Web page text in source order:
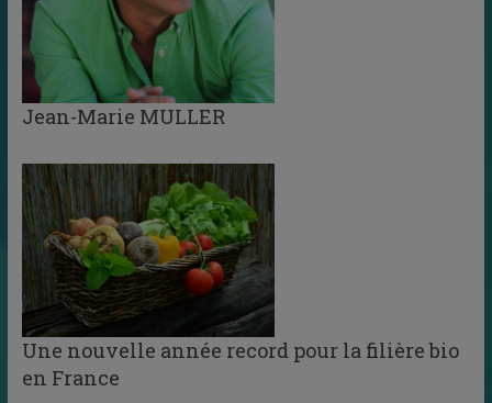
Jean-Marie MULLER
Une nouvelle année record pour la filière bio
en France